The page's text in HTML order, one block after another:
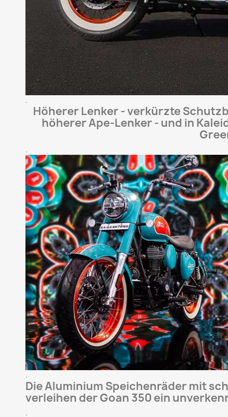
.
Höherer Lenker - verkürzte
höherer Ape-Lenker - und in
.
.
Die Aluminium Speichenräder mit
verleihen der Goan 350 ein
.